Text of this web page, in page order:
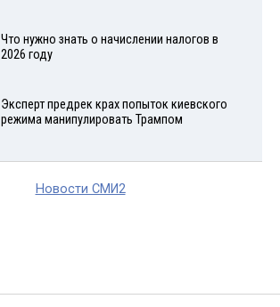
Что нужно знать о начислении налогов в
2026 году
Эксперт предрек крах попыток киевского
режима манипулировать Трампом
Новости СМИ2